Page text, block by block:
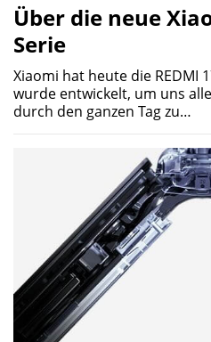
Über die neue
Serie
Xiaomi hat heute die REDMI
wurde entwickelt, um uns
durch den ganzen Tag zu…